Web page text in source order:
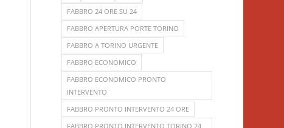
FABBRO 24 ORE SU 24
FABBRO APERTURA PORTE TORINO
FABBRO A TORINO URGENTE
FABBRO ECONOMICO
FABBRO ECONOMICO PRONTO
INTERVENTO
FABBRO PRONTO INTERVENTO 24 ORE
FABBRO PRONTO INTERVENTO TORINO 24